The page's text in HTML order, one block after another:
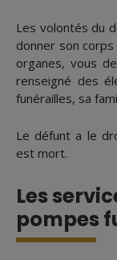
Les volontés du
donner son
organes, vous
renseigné des
funérailles, sa
Le défunt a le
est mort.
Les
pompes